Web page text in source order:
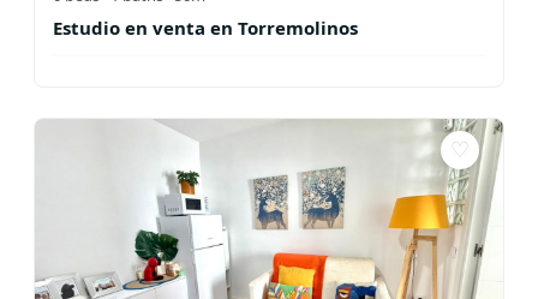
Estudio en venta en Torremolinos
♡